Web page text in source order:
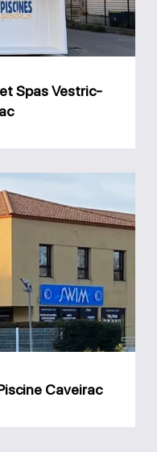
Spas Vestric-
Caveirac